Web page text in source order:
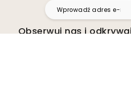
Obserwuj nas i